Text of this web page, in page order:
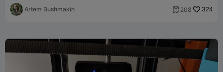
Artem Bushmakin  208 324